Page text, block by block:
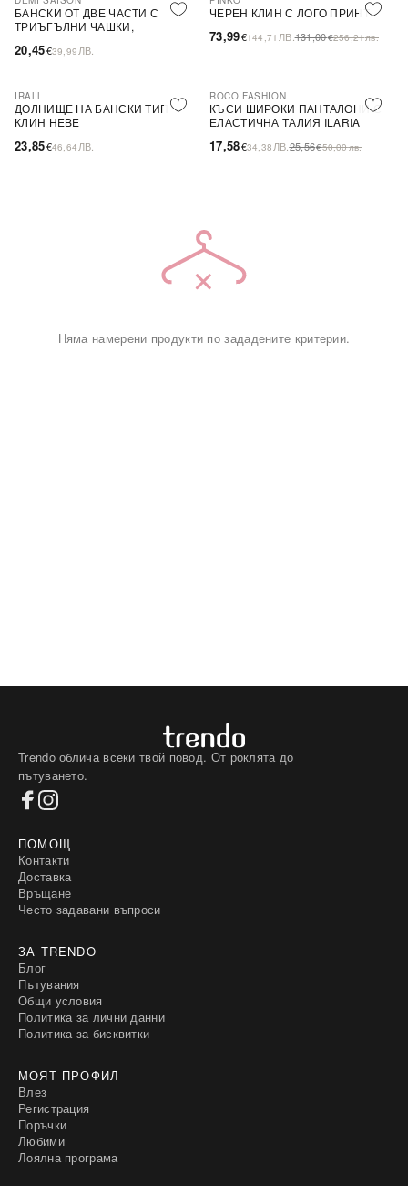
БАНСКИ ОТ ДВЕ ЧАСТИ С
ТРИЪГЪЛНИ ЧАШКИ,
20,45€39,99 ЛВ.
-44%
ЧЕРЕН КЛИН С ЛОГО ПРИНТ
73,99€144,71 ЛВ.131,00€256,21лв.
IRALL
ДОЛНИЩЕ НА БАНСКИ ТИП
КЛИН HEBE
23,85€46,64 ЛВ.
-31%
ROCO FASHION
КЪСИ ШИРОКИ ПАНТАЛОНИ С
ЕЛАСТИЧНА ТАЛИЯ ILARIA
17,58€34,38 ЛВ.25,56€50,00лв.
Няма намерени продукти по зададените критерии.
Trendo облича всеки твой повод. От роклята до
пътуването.
ПОМОЩ
Контакти
Доставка
Връщане
Често задавани въпроси
ЗА TRENDO
Блог
Пътувания
Общи условия
Политика за лични данни
Политика за бисквитки
МОЯТ ПРОФИЛ
Влез
Регистрация
Поръчки
Любими
Лоялна програма